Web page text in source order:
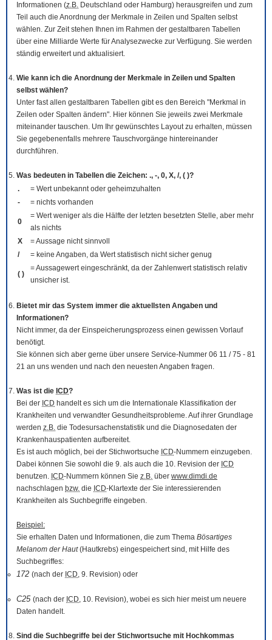
Informationen (z.B. Deutschland oder Hamburg) herausgreifen und zum
Teil auch die Anordnung der Merkmale in Zeilen und Spalten selbst
wählen. Zur Zeit stehen Ihnen im Rahmen der gestaltbaren Tabellen
über eine Milliarde Werte für Analysezwecke zur Verfügung. Sie werden
ständig erweitert und aktualisiert.
Wie kann ich die Anordnung der Merkmale in Zeilen und Spalten
selbst wählen?
Unter fast allen gestaltbaren Tabellen gibt es den Bereich "Merkmal in
Zeilen oder Spalten ändern". Hier können Sie jeweils zwei Merkmale
miteinander tauschen. Um Ihr gewünschtes Layout zu erhalten, müssen
Sie gegebenenfalls mehrere Tauschvorgänge hintereinander
durchführen.
Was bedeuten in Tabellen die Zeichen: ., -, 0, X, /, ( )?
.
= Wert unbekannt oder geheimzuhalten
-
= nichts vorhanden
0
= Wert weniger als die Hälfte der letzten besetzten Stelle, aber mehr
als nichts
X
= Aussage nicht sinnvoll
/
= keine Angaben, da Wert statistisch nicht sicher genug
( )
= Aussagewert eingeschränkt, da der Zahlenwert statistisch relativ
unsicher ist.
Bietet mir das System immer die aktuellsten Angaben und
Informationen?
Nicht immer, da der Einspeicherungsprozess einen gewissen Vorlauf
benötigt.
Sie können sich aber gerne über unsere Service-Nummer 06 11 / 75 - 81
21 an uns wenden und nach den neuesten Angaben fragen.
Was ist die ICD?
Bei der ICD handelt es sich um die Internationale Klassifikation der
Krankheiten und verwandter Gesundheitsprobleme. Auf ihrer Grundlage
werden z.B. die Todesursachenstatistik und die Diagnosedaten der
Krankenhauspatienten aufbereitet.
Es ist auch möglich, bei der Stichwortsuche ICD-Nummern einzugeben.
Dabei können Sie sowohl die 9. als auch die 10. Revision der ICD
benutzen. ICD-Nummern können Sie z.B. über www.dimdi.de
nachschlagen bzw. die ICD-Klartexte der Sie interessierenden
Krankheiten als Suchbegriffe eingeben.
Beispiel:
Sie erhalten Daten und Informationen, die zum Thema Bösartiges
Melanom der Haut(Hautkrebs) eingespeichert sind, mit Hilfe des
Suchbegriffes:
172 (nach der ICD, 9. Revision) oder
C25 (nach der ICD, 10. Revision), wobei es sich hier meist um neuere
Daten handelt.
Sind die Suchbegriffe bei der Stichwortsuche mit Hochkommas